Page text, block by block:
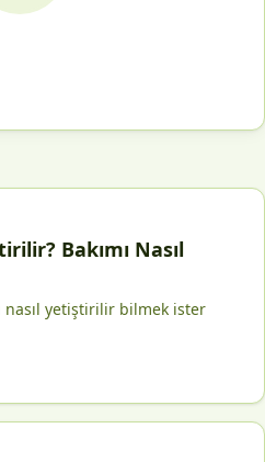
Bakımı Nasıl
nasıl yetiştirilir bilmek ister